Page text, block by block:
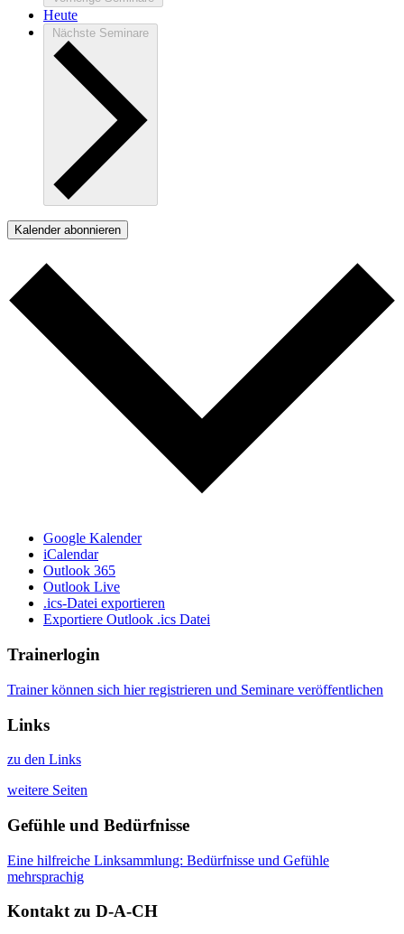
Heute
Nächste Seminare
Kalender abonnieren
Google Kalender
iCalendar
Outlook 365
Outlook Live
.ics-Datei exportieren
Exportiere Outlook .ics Datei
Trainerlogin
Trainer können sich hier registrieren und Seminare veröffentlichen
Links
zu den Links
weitere Seiten
Gefühle und Bedürfnisse
Eine hilfreiche Linksammlung: Bedürfnisse und Gefühle
mehrsprachig
Kontakt zu D-A-CH